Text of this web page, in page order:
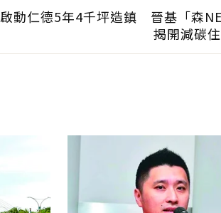
啟動仁德5年4千坪造鎮 晉基「森
揭開減碳